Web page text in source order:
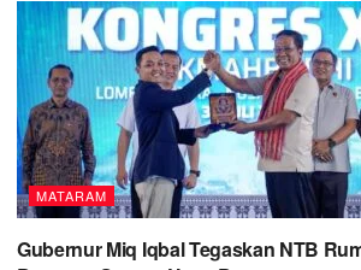
MATARAM
Gubernur Miq Iqbal Tegaskan NTB